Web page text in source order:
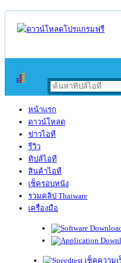
หน้าแรก
ดาวน์โหลด
ข่าวไอที
รีวิว
ทิปส์ไอที
สินค้าไอที
เช็ครอบหนัง
รวมคลิป Thaiware
เครื่องมือ
เช็คความเ